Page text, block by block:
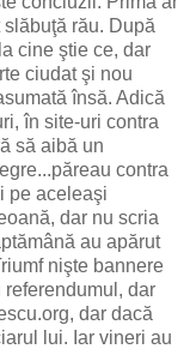
rău. După
cine ştie ce, dar
ciudat şi nou
însă. Adică
în site-uri contra
să aibă un
contra
pe aceleaşi
dar nu scria
au apărut
nişte bannere
dar
dar dacă
lui. Iar vineri au